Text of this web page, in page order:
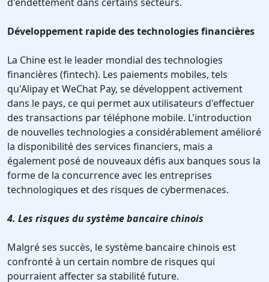
Développement rapide des technologies financières
La Chine est le leader mondial des technologies
financières (fintech). Les paiements mobiles, tels
qu'Alipay et WeChat Pay, se développent activement
dans le pays, ce qui permet aux utilisateurs d'effectuer
des transactions par téléphone mobile. L'introduction
de nouvelles technologies a considérablement amélioré
la disponibilité des services financiers, mais a
également posé de nouveaux défis aux banques sous la
forme de la concurrence avec les entreprises
technologiques et des risques de cybermenaces.
4. Les risques du système bancaire chinois
Malgré ses succès, le système bancaire chinois est
confronté à un certain nombre de risques qui
pourraient affecter sa stabilité future.